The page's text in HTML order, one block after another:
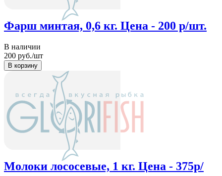
Фарш минтая, 0,6 кг. Цена - 200 р/шт.
В наличии
200 руб./шт
Молоки лососевые, 1 кг. Цена - 375р/